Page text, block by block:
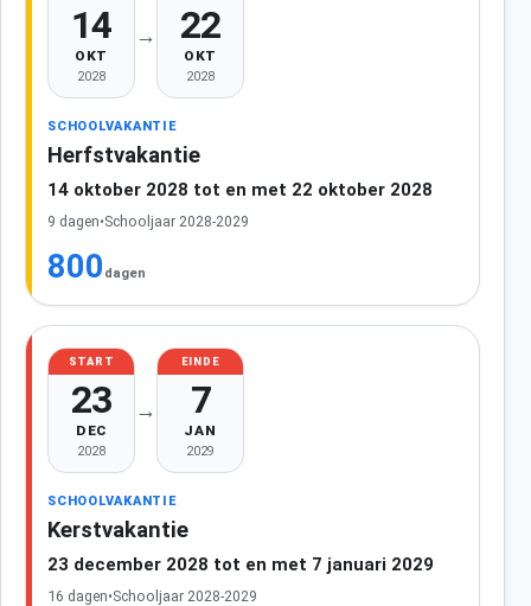
14
OKT
2028
→ 22
OKT
2028
SCHOOLVAKANTIE
Herfstvakantie
14 oktober 2028 tot en met 22 oktober 2028
9 dagen•Schooljaar 2028-2029
800 dagen
START
23
DEC
2028
→
EINDE
7
JAN
2029
SCHOOLVAKANTIE
Kerstvakantie
23 december 2028 tot en met 7 januari 2029
16 dagen•Schooljaar 2028-2029